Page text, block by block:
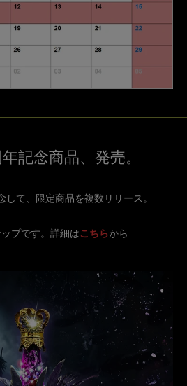
記念商品、発売。
して、限定商品を複数リリース。
プです。詳細はこちらから